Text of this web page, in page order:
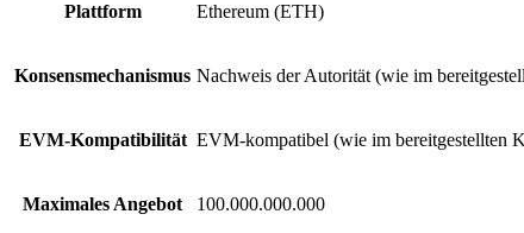
Plattform Ethereum (ETH)
Konsensmechanismus Nachweis der Autorität (wie im
EVM-Kompatibilität EVM-kompatibel (wie im bereitgestellten
Maximales Angebot 100.000.000.000